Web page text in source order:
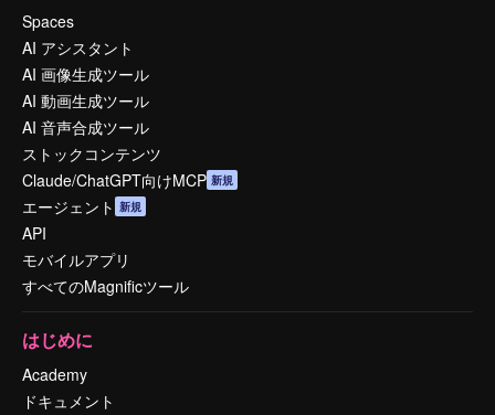
Spaces
AI アシスタント
AI 画像生成ツール
AI 動画生成ツール
AI 音声合成ツール
ストックコンテンツ
Claude/ChatGPT向けMCP 新規
エージェント 新規
API
モバイルアプリ
すべてのMagnificツール
はじめに
Academy
ドキュメント